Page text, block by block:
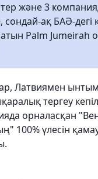
және 3
сондай-ақ БАӘ-
Palm Jumeirah
Латвиямен
тергеу
орналасқан
100% үлесін